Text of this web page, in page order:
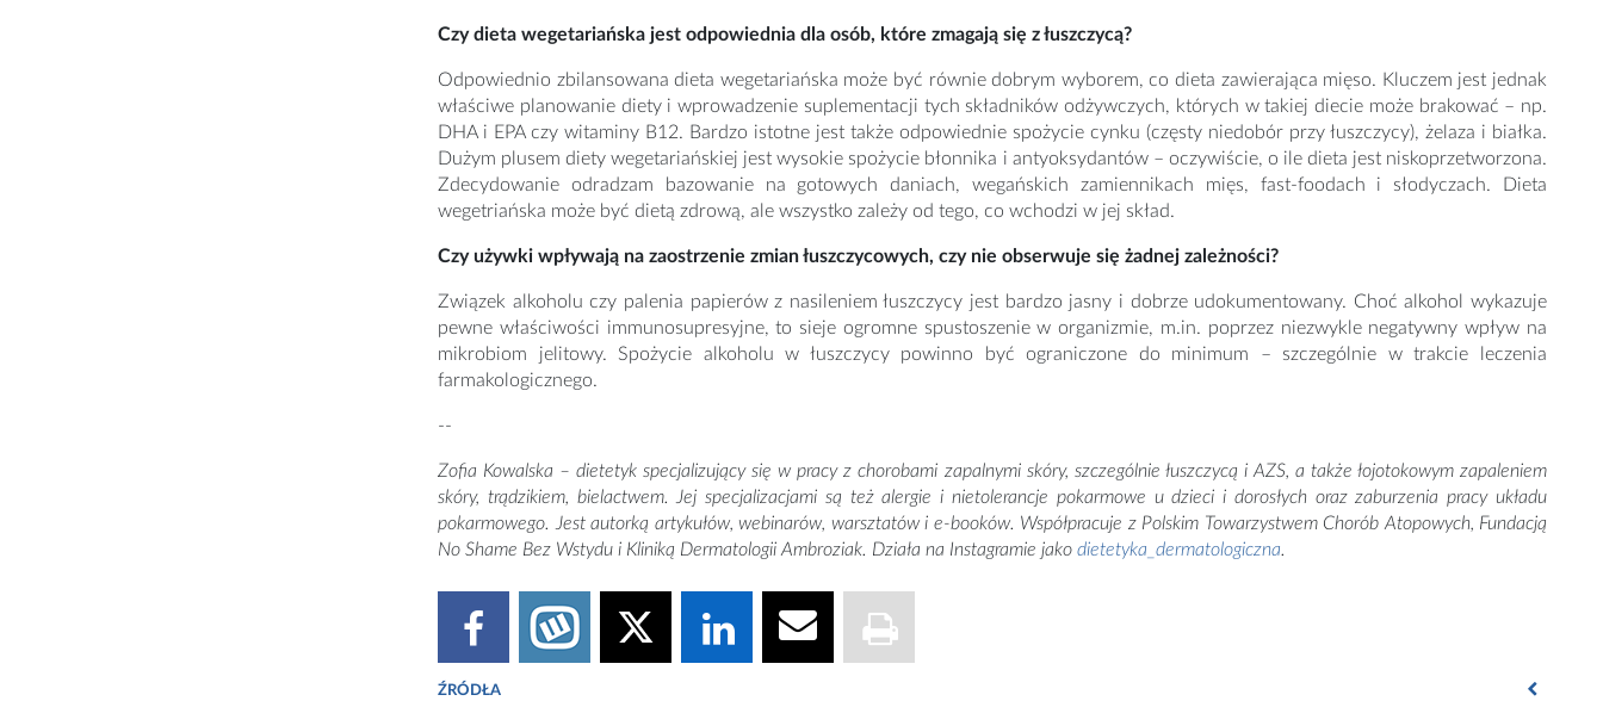
Czy dieta wegetariańska jest odpowiednia dla osób, które zmagają się z łuszczycą?
Odpowiednio zbilansowana dieta wegetariańska może być równie dobrym wyborem, co dieta zawierająca mięso. Kluczem jest jednak
właściwe planowanie diety i wprowadzenie suplementacji tych składników odżywczych, których w takiej diecie może brakować – np.
DHA i EPA czy witaminy B12. Bardzo istotne jest także odpowiednie spożycie cynku (częsty niedobór przy łuszczycy), żelaza i białka.
Dużym plusem diety wegetariańskiej jest wysokie spożycie błonnika i antyoksydantów – oczywiście, o ile dieta jest niskoprzetworzona.
Zdecydowanie odradzam bazowanie na gotowych daniach, wegańskich zamiennikach mięs, fast-foodach i słodyczach. Dieta
wegetriańska może być dietą zdrową, ale wszystko zależy od tego, co wchodzi w jej skład.
Czy używki wpływają na zaostrzenie zmian łuszczycowych, czy nie obserwuje się żadnej zależności?
Związek alkoholu czy palenia papierów z nasileniem łuszczycy jest bardzo jasny i dobrze udokumentowany. Choć alkohol wykazuje
pewne właściwości immunosupresyjne, to sieje ogromne spustoszenie w organizmie, m.in. poprzez niezwykle negatywny wpływ na
mikrobiom jelitowy. Spożycie alkoholu w łuszczycy powinno być ograniczone do minimum – szczególnie w trakcie leczenia
farmakologicznego.
--
Zofia Kowalska – dietetyk specjalizujący się w pracy z chorobami zapalnymi skóry, szczególnie łuszczycą i AZS, a także łojotokowym zapaleniem
skóry, trądzikiem, bielactwem. Jej specjalizacjami są też alergie i nietolerancje pokarmowe u dzieci i dorosłych oraz zaburzenia pracy układu
pokarmowego. Jest autorką artykułów, webinarów, warsztatów i e-booków. Współpracuje z Polskim Towarzystwem Chorób Atopowych, Fundacją
No Shame Bez Wstydu i Kliniką Dermatologii Ambroziak. Działa na Instagramie jako dietetyka_dermatologiczna.
ŹRÓDŁA